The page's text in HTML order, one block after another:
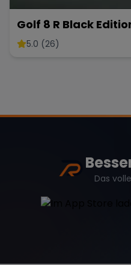
Golf 8 R Black
5.0 (26)
Das